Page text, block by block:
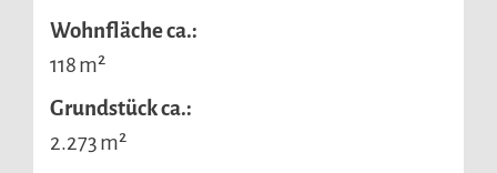
Wohnfläche ca.:
118 m²
Grund­stück ca.:
2.273 m²